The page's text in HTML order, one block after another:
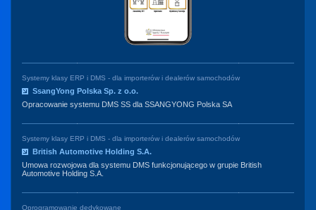
Systemy klasy ERP i DMS - dla importerów i dealerów samochodów
SsangYong Polska Sp. z o.o.
Opracowanie systemu DMS SS dla SSANGYONG Polska SA
Systemy klasy ERP i DMS - dla importerów i dealerów samochodów
British Automotive Holding S.A.
Umowa rozwojowa dla systemu DMS funkcjonującego w grupie British
Automotive Holding S.A.
Oprogramowanie dedykowane